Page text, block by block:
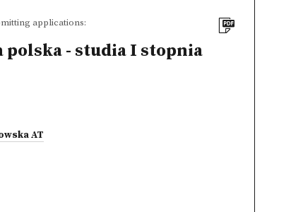
applications:
polska - studia I stopnia
AT